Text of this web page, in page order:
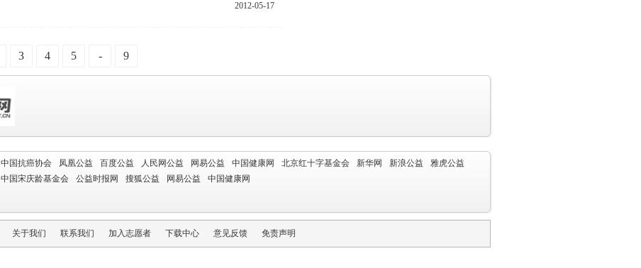
2012-05-17
3 4 5 - 9
中国抗癌协会 凤凰公益 百度公益 人民网公益 网易公益 中国健康网 北京红十字基金会 新华网 新浪公益
雅虎公益
中国宋庆龄基金会 公益时报网 搜狐公益 网易公益 中国健康网
关于我们 联系我们 加入志愿者 下载中心 意见反馈 免责声明